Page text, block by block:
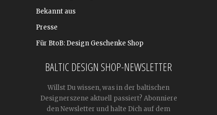
Bekannt aus
Presse
Für BtoB: Design Geschenke Shop
BALTIC DESIGN SHOP-NEWSLETTER
Willst Du wissen, was in der baltischen
Designerszene aktuell passiert? Abonniere
den Newsletter und halte Dich auf dem